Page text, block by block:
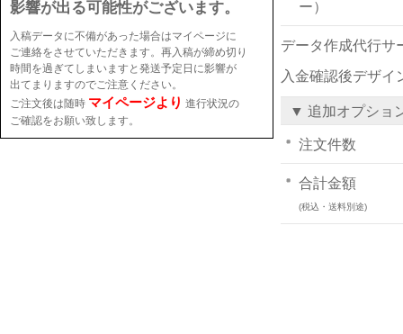
影響が出る可能性がございます。
入稿データに不備があった場合はマイページに
ご連絡をさせていただきます。再入稿が締め切り
時間を過ぎてしまいますと発送予定日に影響が
出てまりますのでご注意ください。
ご注文後は随時 マイページより 進行状況の
ご確認をお願い致します。
ー）
データ作成代行サ
入金確認後デザイ
▼ 追加オプショ
注文件数
合計金額
(税込・送料別途)